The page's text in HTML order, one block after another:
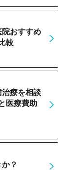
おすすめ
較
治療を相談
医療費助
？